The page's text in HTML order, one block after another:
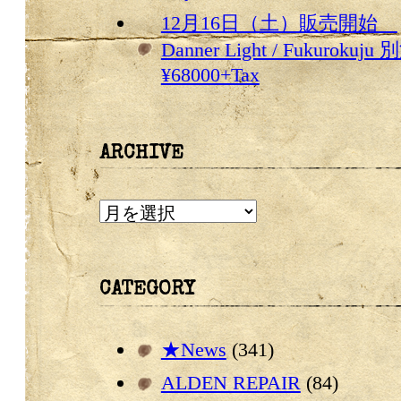
12月16日（土）販売開始
Danner Light / Fukurokuju
¥68000+Tax
ARCHIVE
ARCHIVE
CATEGORY
★News(341)
ALDEN REPAIR(84)